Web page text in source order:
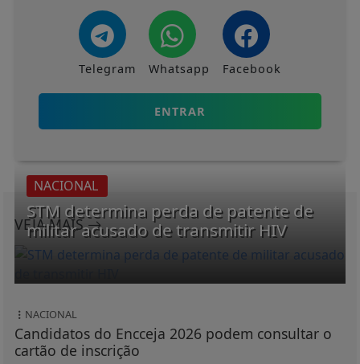
Telegram Whatsapp Facebook
ENTRAR
VEJA MAIS
NACIONAL
STM determina perda de patente de
militar acusado de transmitir HIV
NACIONAL
Candidatos do Encceja 2026 podem consultar o
cartão de inscrição